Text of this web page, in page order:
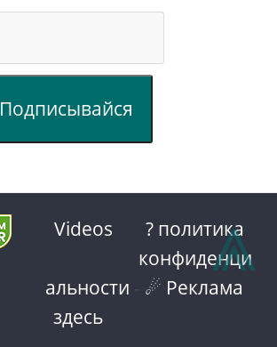
Подписывайся
Videos
? политика
конфиденци
альности
☄ Реклама
здесь
⩓